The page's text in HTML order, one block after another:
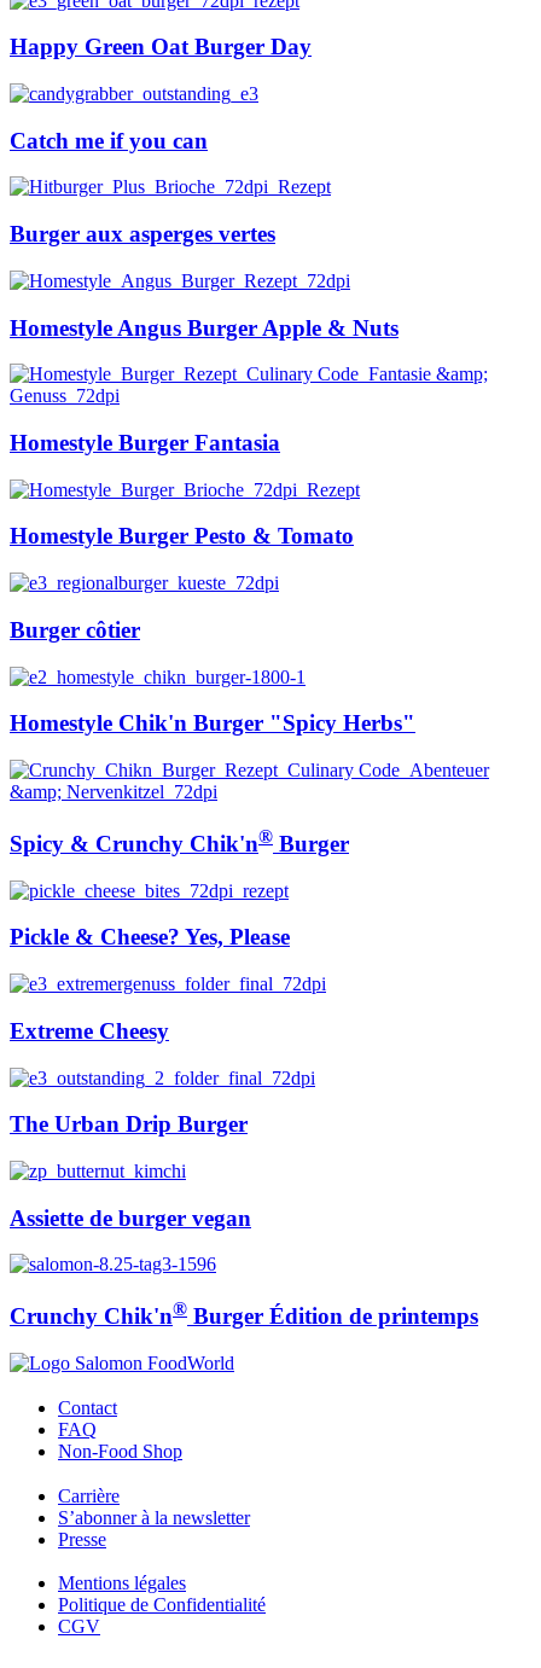
Happy Green Oat Burger Day
Catch me if you can
Burger aux asperges vertes
Homestyle Angus Burger Apple & Nuts
Homestyle Burger Fantasia
Homestyle Burger Pesto & Tomato
Burger côtier
Homestyle Chik'n Burger "Spicy Herbs"
Spicy & Crunchy Chik'n® Burger
Pickle & Cheese? Yes, Please
Extreme Cheesy
The Urban Drip Burger
Assiette de burger vegan
Crunchy Chik'n® Burger Édition de printemps
Contact
FAQ
Non-Food Shop
Carrière
S’abonner à la newsletter
Presse
Mentions légales
Politique de Confidentialité
CGV